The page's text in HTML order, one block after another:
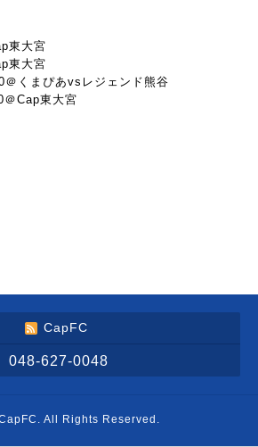
東大宮
東大宮
くまぴあvsレジェンド熊谷
Cap東大宮
CapFC
048-627-0048
. All Rights Reserved.